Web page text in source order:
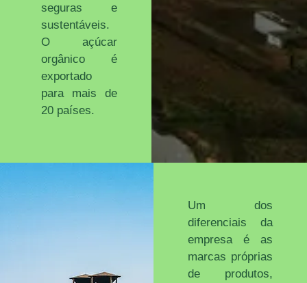
seguras e
sustentáveis.
O açúcar
orgânico é
exportado
para mais de
20 países.
Um dos
diferenciais da
empresa é as
marcas próprias
de produtos,